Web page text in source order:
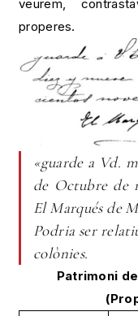
veurem,
properes.
«guarde a Vd.
de Octubre de
El Marqués de
Podria ser
colònies.
Patrimoni